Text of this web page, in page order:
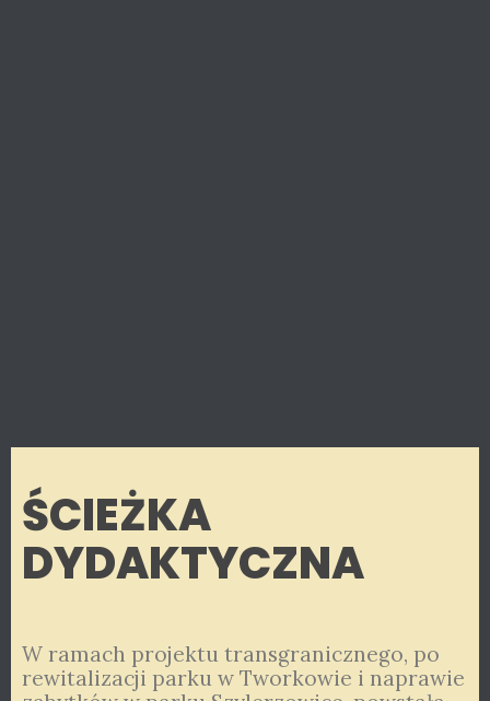
ŚCIEŻKA
DYDAKTYCZNA
W ramach projektu transgranicznego, po
rewitalizacji parku w Tworkowie i naprawie